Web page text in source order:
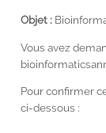
Objet :
Vous avez
Pour confirmer
ci-dessous :